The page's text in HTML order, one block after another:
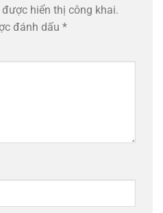
hiển thị công khai.
đánh dấu *